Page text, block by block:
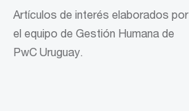
Artículos de interés elaborados por
el equipo de Gestión Humana de
PwC Uruguay.